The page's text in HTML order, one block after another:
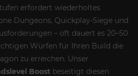
erfordert wiederholtes
Dungeons, Quickplay-Siege und
– oft dauert es 20–50
Würfen für Ihren Build die
zu erreichen. Unser
Boost beseitigt diesen